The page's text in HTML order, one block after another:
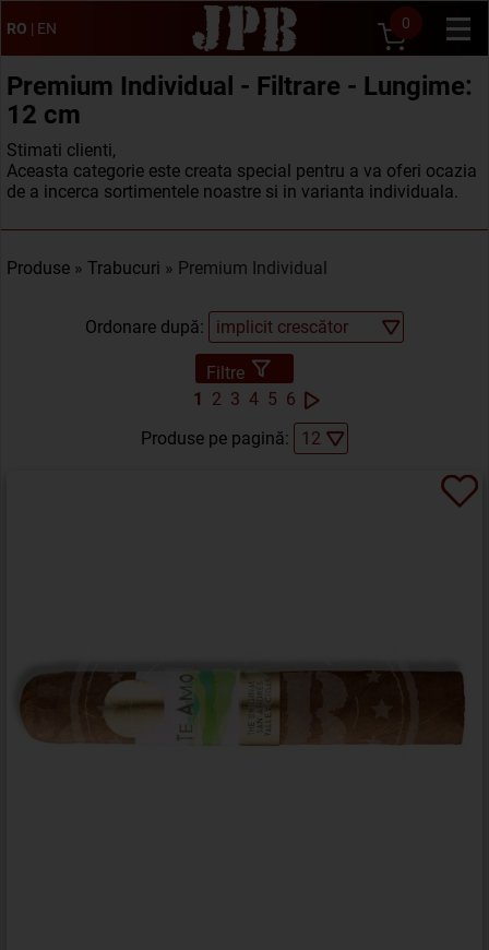
RO | EN 0
Premium Individual - Filtrare - Lungime:
12 cm
Stimati clienti,
Aceasta categorie este creata special pentru a va oferi ocazia
de a incerca sortimentele noastre si in varianta individuala.
Produse » Trabucuri » Premium Individual
Ordonare după:
Filtre
1
2 3 4 5 6
Produse pe pagină: